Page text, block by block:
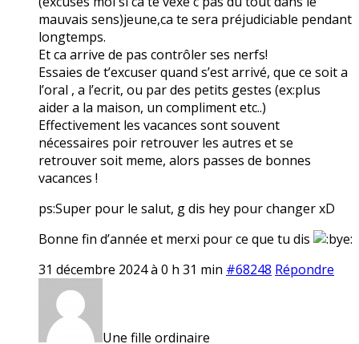
mauvais sens)jeune,ca te sera préjudiciable pendant
longtemps.
Et ca arrive de pas contrôler ses nerfs!
Essaies de t’excuser quand s’est arrivé, que ce soit a
l’oral , a l’ecrit, ou par des petits gestes (ex:plus
aider a la maison, un compliment etc..)
Effectivement les vacances sont souvent
nécessaires poir retrouver les autres et se
retrouver soit meme, alors passes de bonnes
vacances !
ps:Super pour le salut, g dis hey pour changer xD
Bonne fin d’année et merxi pour ce que tu dis
31 décembre 2024 à 0 h 31 min #68248 Répondre
Une fille ordinaire